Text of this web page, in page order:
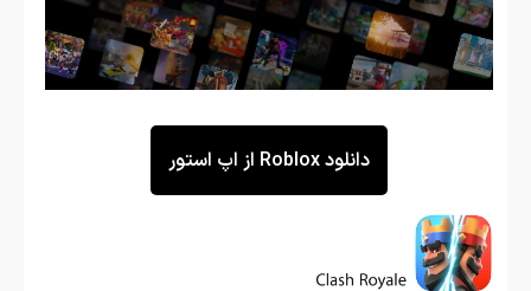
دانلود Roblox از اپ استور